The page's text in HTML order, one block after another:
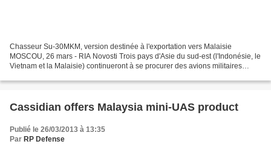
Chasseur Su-30MKM, version destinée à l'exportation vers Malaisie
MOSCOU, 26 mars - RIA Novosti Trois pays d'Asie du sud-est (l'Indonésie, le
Vietnam et la Malaisie) continueront à se procurer des avions militaires
Cassidian offers Malaysia mini-UAS product
Publié le 26/03/2013 à 13:35
Par RP Defense